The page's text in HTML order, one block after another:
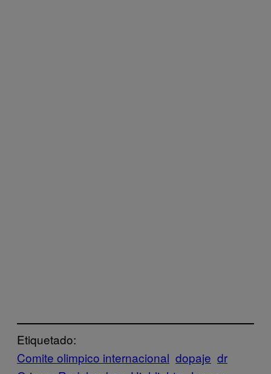
Etiquetado:
Comite olimpico internacional dopaje dr